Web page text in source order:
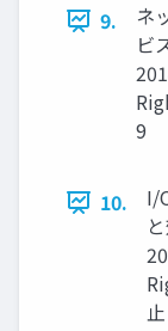
9.
ネ
ビ
9
10.
I/